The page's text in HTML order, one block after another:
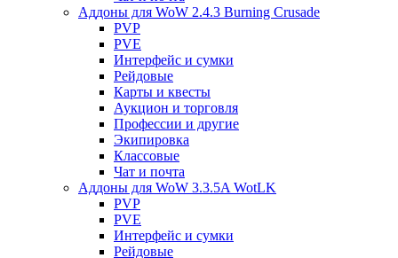
Аддоны для WoW 2.4.3 Burning Crusade
PVP
PVE
Интерфейс и сумки
Рейдовые
Карты и квесты
Аукцион и торговля
Профессии и другие
Экипировка
Классовые
Чат и почта
Аддоны для WoW 3.3.5A WotLK
PVP
PVE
Интерфейс и сумки
Рейдовые